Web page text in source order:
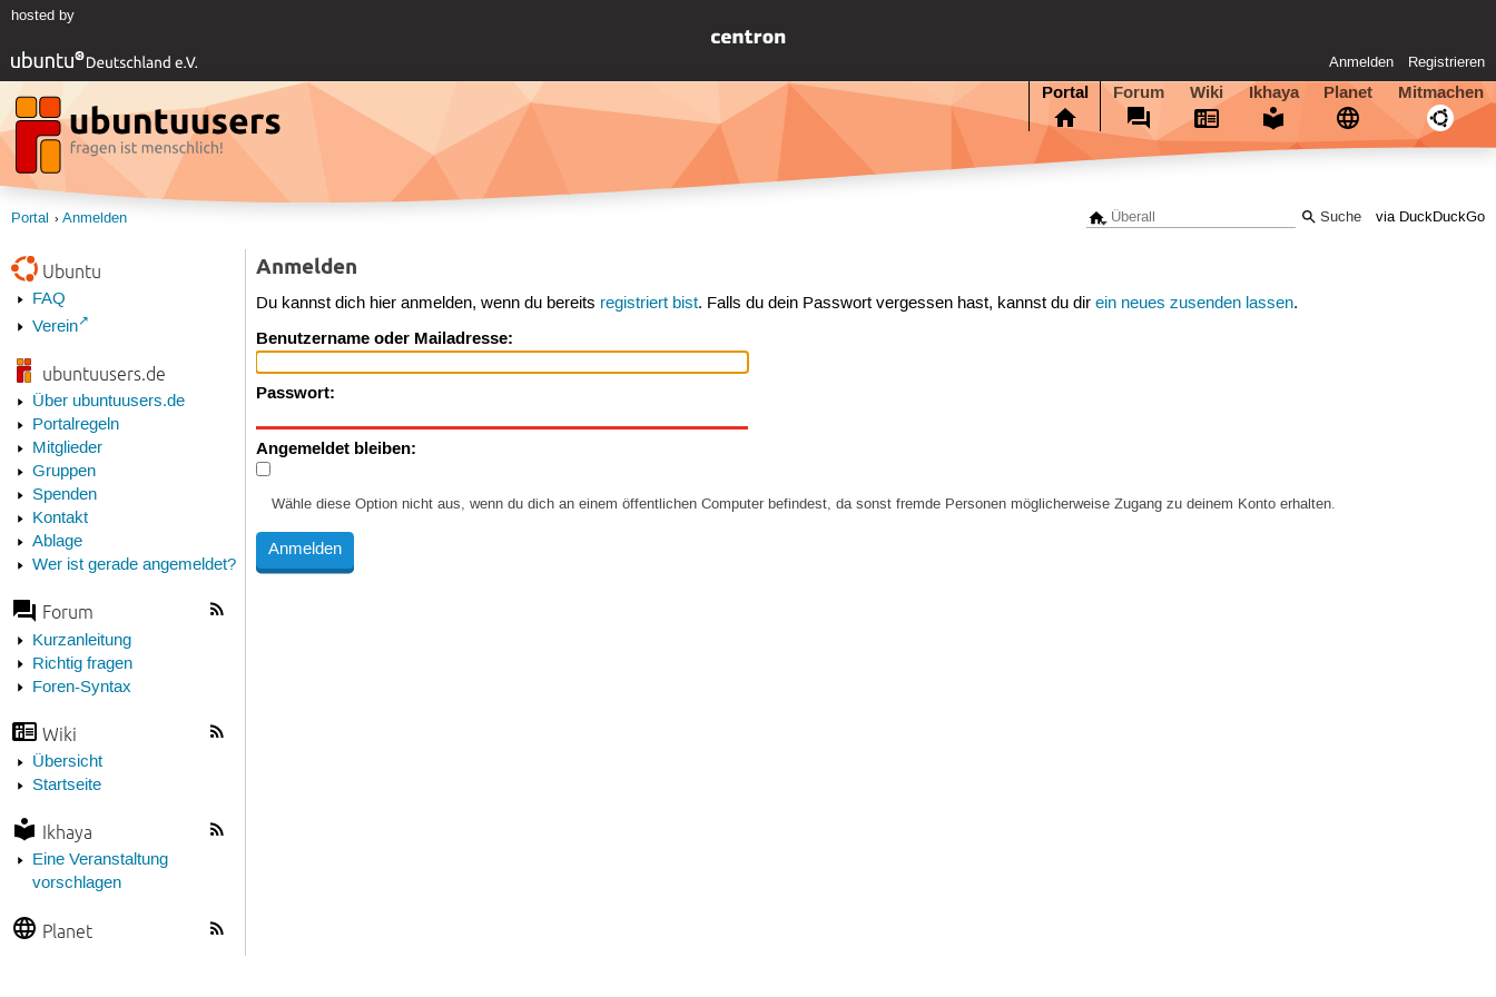
hosted by
Anmelden Registrieren
Portal Forum Wiki Ikhaya Planet Mitmachen
via DuckDuckGo
Portal Anmelden
Ubuntu
FAQ
Verein
ubuntuusers.de
Über ubuntuusers.de
Portalregeln
Mitglieder
Gruppen
Spenden
Kontakt
Ablage
Wer ist gerade angemeldet?
Forum
Kurzanleitung
Richtig fragen
Foren-Syntax
Wiki
Übersicht
Startseite
Ikhaya
Eine Veranstaltung
vorschlagen
Planet
Anmelden
Du kannst dich hier anmelden, wenn du bereits registriert bist. Falls du dein Passwort vergessen hast, kannst du direin neues zusenden lassen.
Benutzername oder Mailadresse:
Passwort:
Angemeldet bleiben:
Wähle diese Option nicht aus, wenn du dich an einem öffentlichen Computer befindest, da sonst fremde Personen möglicherweise Zugang zu deinem Konto erhalten.